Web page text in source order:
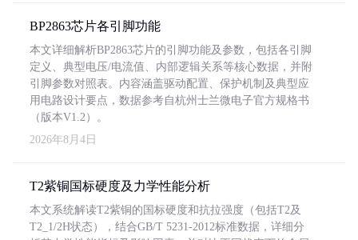
BP2863芯片各引脚功能
本文详细解析BP2863芯片的引脚功能及参数，包括各引脚
定义、典型电压/电流值、内部逻辑关系等核心数据，并附
引脚参数对照表。内容涵盖驱动配置、保护机制及典型应
用电路设计要点，数据参考自杭州士兰微电子官方规格书
（版本V1.2）。
2026年8月4日
T2紫铜国标硬度及力学性能分析
本文系统解读T2紫铜的国标硬度和抗拉强度（包括T2及
T2_1/2H状态），结合GB/T 5231-2012标准数据，详细分